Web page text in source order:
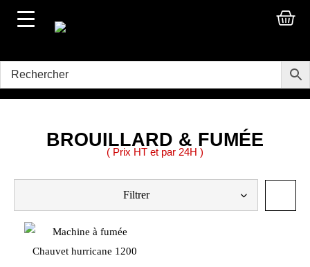
BROUILLARD & FUMÉE
( Prix HT et par 24H )
Filtrer